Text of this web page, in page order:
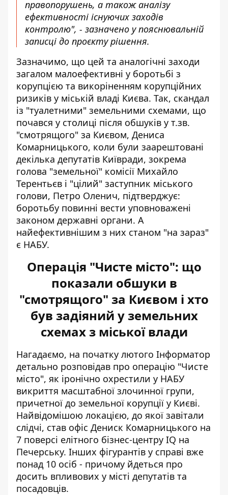
правопорушень, а також аналізу
ефективності існуючих заходів
контролю", - зазначено у пояснювальній
записці до проєкту рішення.
Зазначимо, що цей та аналогічні заходи
загалом малоефективні у боротьбі з
корупцією та викоріненням корупційних
ризиків у міській владі Києва. Так, скандал
із "туалетними" земельними схемами, що
почався у столиці після обшуків у т.зв.
"смотрящого" за Києвом, Дениса
Комарницького, коли були заарештовані
декілька депутатів Київради, зокрема
голова "земельної" комісії Михайло
Терентьєв і "цілий" заступник міського
голови, Петро Оленич, підтверджує:
боротьбу повинні вести уповноважені
законом державні органи. А
найефективнішим з них станом "на зараз"
є НАБУ.
Операція "Чисте місто": що
показали обшуки в
"смотрящого" за Києвом і хто
був задіяний у земельних
схемах з міської влади
Нагадаємо, на початку лютого Інформатор
детально розповідав про операцію "Чисте
місто", як іронічно охрестили у НАБУ
викриття масштабної злочинної групи,
причетної до земельної корупції у Києві.
Найвідомішою локацією, до якої завітали
слідчі, став офіс Дениск Комарницького на
7 поверсі елітного бізнес-центру IQ на
Печерську. Інших фігурантів у справі вже
понад 10 осіб - причому йдеться про
досить впливових у місті депутатів та
посадовців.